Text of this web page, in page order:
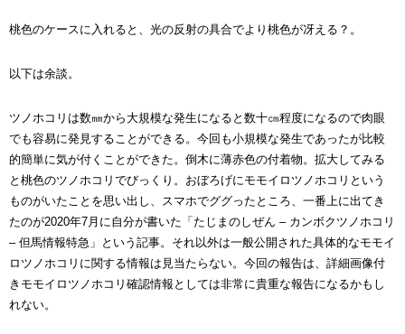
桃色のケースに入れると、光の反射の具合でより桃色が冴える？。
以下は余談。
ツノホコリは数㎜から大規模な発生になると数十㎝程度になるので肉眼
でも容易に発見することができる。今回 も小規模な発生であったが比較
的簡単に気が付くことができた。倒木に薄赤色の付着物 。 拡大してみる
と桃色のツノホコリでびっくり。おぼろげにモモイロツノホコリという
ものがいたことを思い出し、スマホでググったところ、一番上に出てき
たのが2020年7月に自分が書いた「たじまのしぜん – カンボクツノホコリ
– 但馬情報特急」という記事。それ以外は一般公開された具体的なモモイ
ロツノホコリに関する情報は見当たらない。 今回の報告は、 詳細画像付
きモモイロツノホコリ確認情報としては非常に貴重な報告になるかもし
れない。